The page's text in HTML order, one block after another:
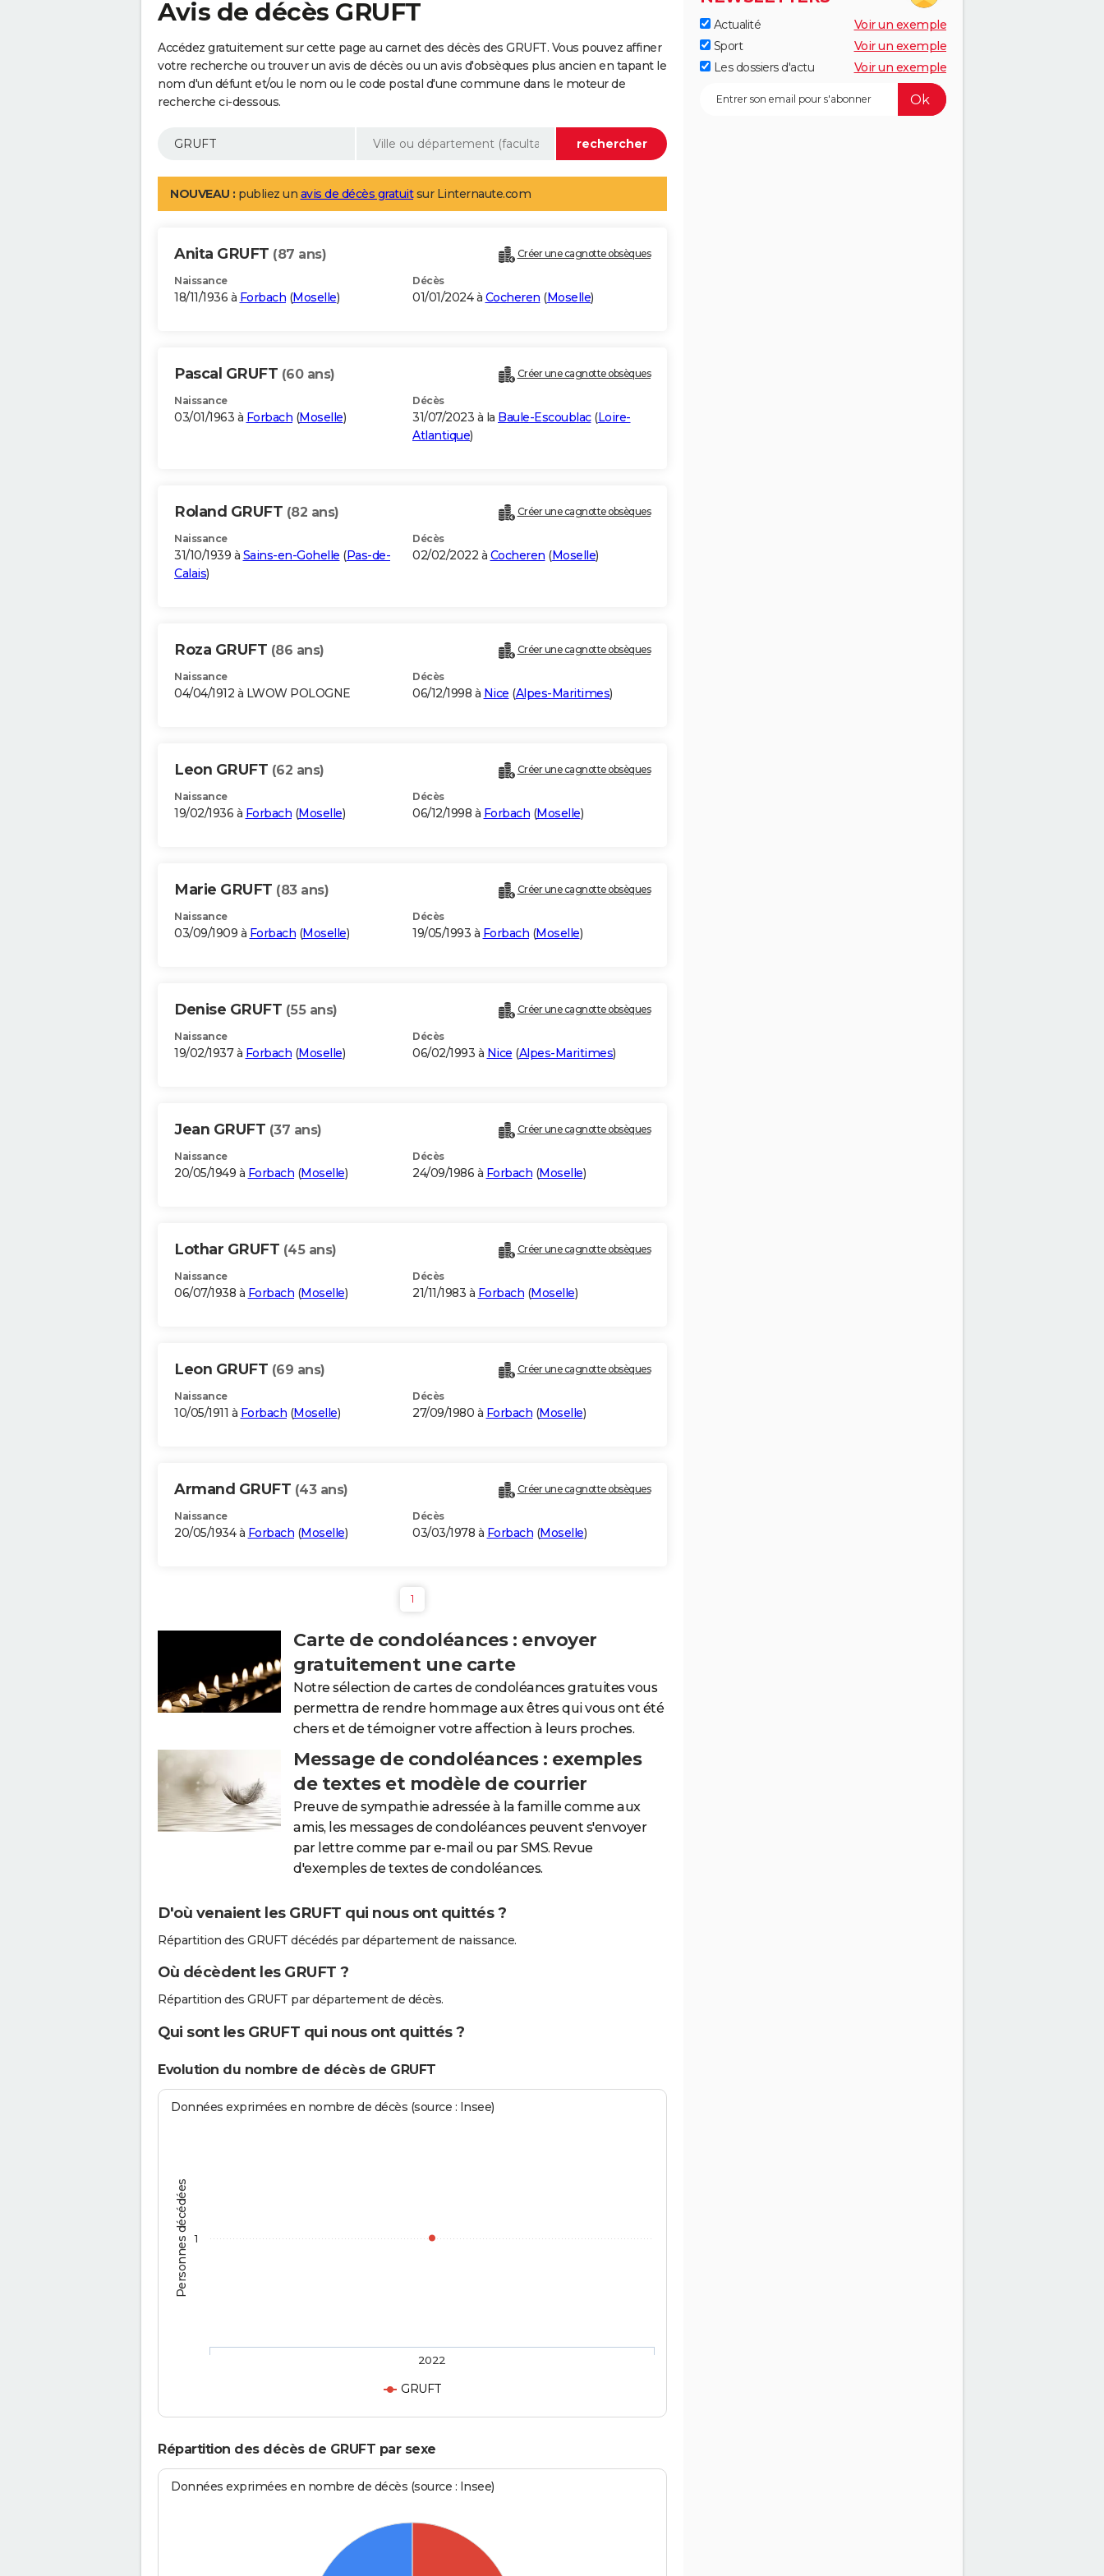
Avis de décès GRUFT
Accédez gratuitement sur cette page au carnet des décès des GRUFT. Vous pouvez affiner
votre recherche ou trouver un avis de décès ou un avis d'obsèques plus ancien en tapant le
nom d'un défunt et/ou le nom ou le code postal d'une commune dans le moteur de
recherche ci-dessous.
NOUVEAU : publiez un avis de décès gratuitsur Linternaute.com
Anita GRUFT (87 ans) Créer une cagnotte obsèques
Naissance
18/11/1936 à Forbach (Moselle)
Décès
01/01/2024 à Cocheren (Moselle)
Pascal GRUFT (60 ans) Créer une cagnotte obsèques
Naissance
03/01/1963 à Forbach (Moselle)
Décès
31/07/2023 à la Baule-Escoublac(Loire-
Atlantique)
Roland GRUFT (82 ans) Créer une cagnotte obsèques
Naissance
31/10/1939 à Sains-en-Gohelle (Pas-de-
Calais)
Décès
02/02/2022 à Cocheren (Moselle)
Roza GRUFT (86 ans) Créer une cagnotte obsèques
Naissance
04/04/1912 à LWOW POLOGNE
Décès
06/12/1998 à Nice (Alpes-Maritimes)
Leon GRUFT (62 ans) Créer une cagnotte obsèques
Naissance
19/02/1936 à Forbach (Moselle)
Décès
06/12/1998 à Forbach (Moselle)
Marie GRUFT (83 ans) Créer une cagnotte obsèques
Naissance
03/09/1909 à Forbach (Moselle)
Décès
19/05/1993 à Forbach (Moselle)
Denise GRUFT (55 ans) Créer une cagnotte obsèques
Naissance
19/02/1937 à Forbach (Moselle)
Décès
06/02/1993 à Nice (Alpes-Maritimes)
Jean GRUFT (37 ans) Créer une cagnotte obsèques
Naissance
20/05/1949 à Forbach (Moselle)
Décès
24/09/1986 à Forbach (Moselle)
Lothar GRUFT (45 ans) Créer une cagnotte obsèques
Naissance
06/07/1938 à Forbach (Moselle)
Décès
21/11/1983 à Forbach (Moselle)
Leon GRUFT (69 ans) Créer une cagnotte obsèques
Naissance
10/05/1911 à Forbach (Moselle)
Décès
27/09/1980 à Forbach (Moselle)
Armand GRUFT (43 ans) Créer une cagnotte obsèques
Naissance
20/05/1934 à Forbach (Moselle)
Décès
03/03/1978 à Forbach (Moselle)
1
Carte de condoléances : envoyer
gratuitement une carte
Notre sélection de cartes de condoléances gratuites vous
permettra de rendre hommage aux êtres qui vous ont été
chers et de témoigner votre affection à leurs proches.
Message de condoléances : exemples
de textes et modèle de courrier
Preuve de sympathie adressée à la famille comme aux
amis, les messages de condoléances peuvent s'envoyer
par lettre comme par e-mail ou par SMS. Revue
d'exemples de textes de condoléances.
D'où venaient les GRUFT qui nous ont quittés ?
Répartition des GRUFT décédés par département de naissance.
Où décèdent les GRUFT ?
Répartition des GRUFT par département de décès.
Qui sont les GRUFT qui nous ont quittés ?
Evolution du nombre de décès de GRUFT
Personnes décédées
Données exprimées en nombre de décès (source : Insee)
GRUFT
2022
1
Répartition des décès de GRUFT par sexe
Données exprimées en nombre de décès (source : Insee)
Actualité
Voir un exemple
Sport
Voir un exemple
Les dossiers d'actu
Voir un exemple